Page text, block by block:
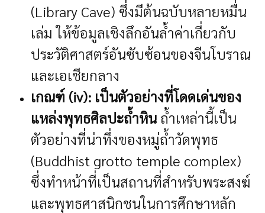
(Library Cave) ซึ่งมีต้นฉบับหลายหมื่น
เล่ม ให้ข้อมูลเชิงลึกอันล้ำค่าเกี่ยวกับ
ประวัติศาสตร์อันซับซ้อนของจีนโบราณ
และเอเชียกลาง
เกณฑ์ (iv): เป็นตัวอย่างที่โดดเด่นของ
แหล่งพุทธศิลปะถ้ำหิน ถ้ำเหล่านี้เป็น
ตัวอย่างที่น่าทึ่งของหมู่ถ้ำวัดพุทธ
(Buddhist grotto temple complex)
ซึ่งทำหน้าที่เป็นสถานที่สำหรับพระสงฆ์
และพุทธศาสนิกชนในการศึกษาหลัก